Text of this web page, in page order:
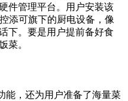
件管理平台。用户安装该
添可旗下的厨电设备，像
下。要是用户提前备好食
菜。
能，还为用户准备了海量菜